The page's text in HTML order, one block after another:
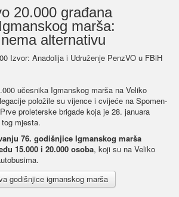
20.000 građana
marša:
alternativu
Izvor: Anadolija i Udruženje PenzVO u FBiH
učesnika Igmanskog marša na Veliko
položile su vijence i cvijeće na Spomen-
proleterske brigade koja je 28. januara
mjesta.
76. godišnjice Igmanskog marša
15.000 i 20.000 osoba, koji su na Veliko
godišnjice igmanskog marša